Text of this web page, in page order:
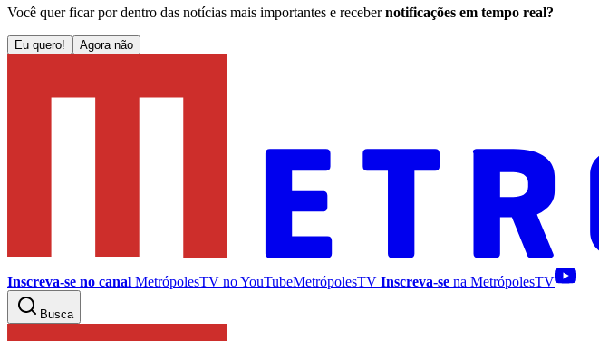
Você quer ficar por dentro das notícias mais importantes e receber notificações em tempo real?
Eu quero! Agora não
Inscreva-se no canal MetrópolesTV noYouTubeMetrópolesTV Inscreva-se na MetrópolesTV
Busca